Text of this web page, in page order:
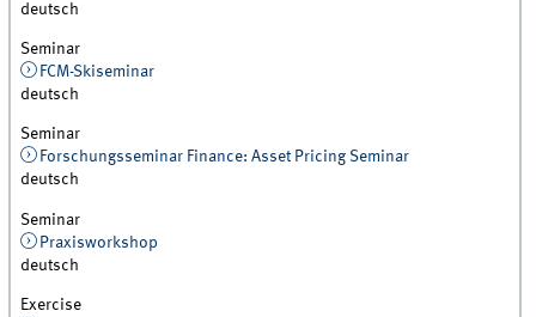
deutsch
Seminar
FCM-Skiseminar
deutsch
Seminar
Forschungsseminar Finance: Asset Pricing Seminar
deutsch
Seminar
Praxisworkshop
deutsch
Exercise